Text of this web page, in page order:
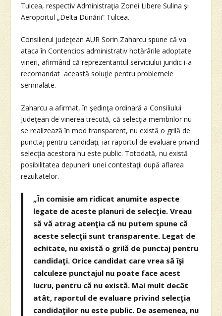
Tulcea, respectiv Administraţia Zonei Libere Sulina şi
Aeroportul „Delta Dunării” Tulcea.
Consilierul judeţean AUR Sorin Zaharcu spune că va
ataca în Contencios administrativ hotărârile adoptate
vineri, afirmând că reprezentantul serviciului juridic i-a
recomandat această soluţie pentru problemele
semnalate.
Zaharcu a afirmat, în şedinţa ordinară a Consiliului
Judeţean de vinerea trecută, că selecţia membrilor nu
se realizează în mod transparent, nu există o grilă de
punctaj pentru candidaţi, iar raportul de evaluare privind
selecţia acestora nu este public. Totodată, nu există
posibilitatea depunerii unei contestaţii după aflarea
rezultatelor.
„În comisie am ridicat anumite aspecte
legate de aceste planuri de selecţie. Vreau
să vă atrag atenţia că nu putem spune că
aceste selecţii sunt transparente. Legat de
echitate, nu există o grilă de punctaj pentru
candidaţi. Orice candidat care vrea să îşi
calculeze punctajul nu poate face acest
lucru, pentru că nu există. Mai mult decât
atât, raportul de evaluare privind selecţia
candidaţilor nu este public. De asemenea, nu